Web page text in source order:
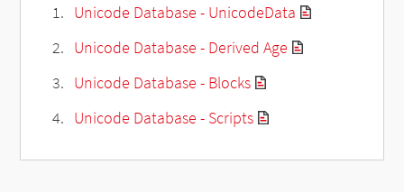
Unicode Database - UnicodeData
Unicode Database - Derived Age
Unicode Database - Blocks
Unicode Database - Scripts